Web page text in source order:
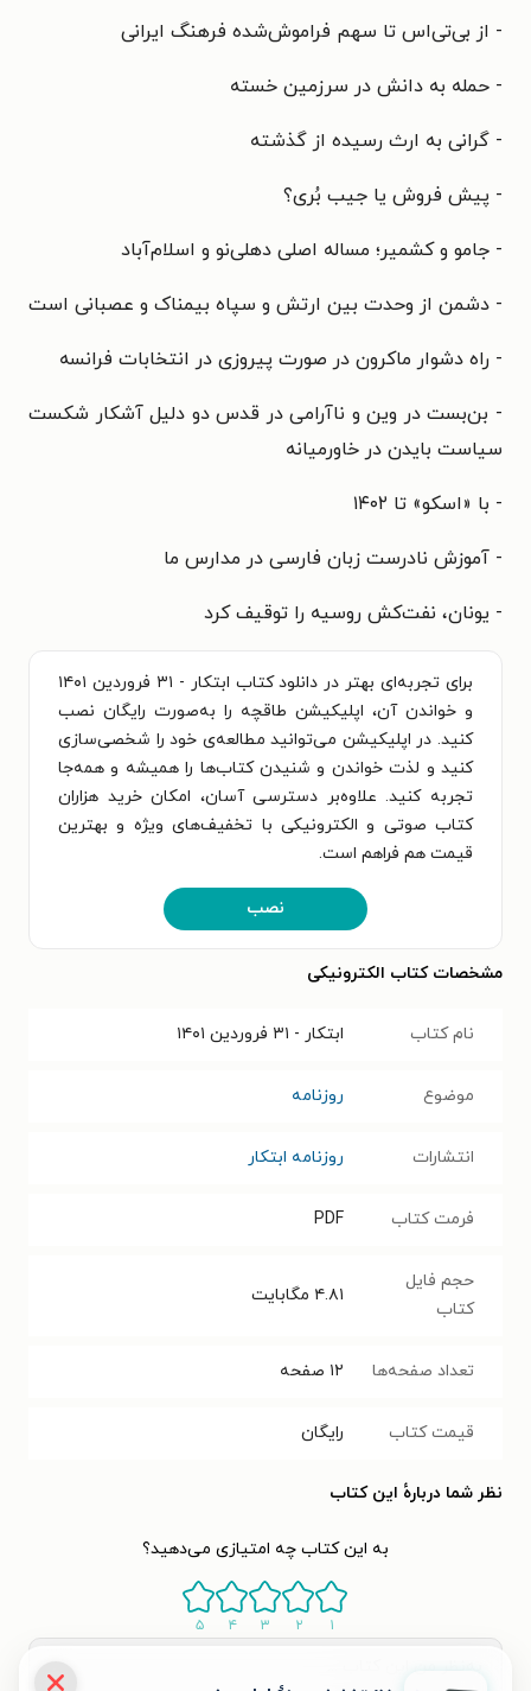
- از بی‌تی‌اس تا سهم فراموش‌شده فرهنگ ایرانی
- حمله به دانش در سرزمین خسته
- گرانی به ارث رسیده از گذشته
- پیش فروش یا جیب بُری؟
- جامو و کشمیر؛ مساله اصلی دهلی‌نو و اسلام‌آباد
- دشمن از وحدت بین ارتش و سپاه بیمناک و عصبانی است
- راه دشوار ماکرون در صورت پیروزی در انتخابات فرانسه
- بن‌بست در وین و ناآرامی در قدس دو دلیل آشکار شکست
سیاست بایدن در خاورمیانه
- با «اسکو» ‌تا ۱۴۰۲
- آموزش نادرست زبان فارسی در مدارس ما
- یونان، نفت‌کش روسیه را توقیف کرد
برای تجربه‌ای بهتر در دانلود کتاب ابتکار - ۳۱ فروردین ۱۴۰۱
و خواندن آن، اپلیکیشن طاقچه را به‌صورت رایگان نصب
کنید. در اپلیکیشن می‌توانید مطالعه‌ی خود را شخصی‌سازی
کنید و لذت خواندن و شنیدن کتاب‌ها را همیشه و همه‌جا
تجربه کنید. علاوه‌بر دسترسی آسان، امکان خرید هزاران
کتاب صوتی و الکترونیکی با تخفیف‌های ویژه و بهترین
قیمت هم فراهم است.
نصب
مشخصات کتاب الکترونیکی
نام کتاب ابتکار - ۳۱ فروردین ۱۴۰۱
موضوع روزنامه
انتشارات روزنامه ابتکار
فرمت کتاب PDF
حجم فایل
کتاب
۴.۸۱ مگابایت
تعداد صفحه‌ها ۱۲ صفحه
قیمت کتاب رایگان
نظر شما دربارهٔ این کتاب
به این کتاب چه امتیازی می‌دهید؟
۱ ۲ ۳ ۴ ۵